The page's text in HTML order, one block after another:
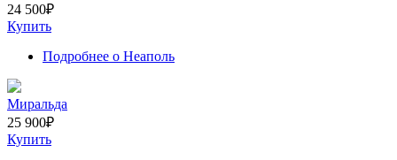
24 500₽
Купить
Подробнее о Неаполь
Миральда
25 900₽
Купить